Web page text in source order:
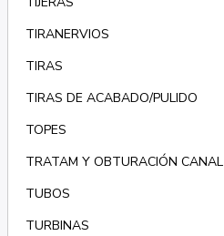
TIRANERVIOS
TIRAS
TIRAS DE ACABADO/PULIDO
TOPES
TRATAM Y OBTURACIÓN CANAL
TUBOS
TURBINAS